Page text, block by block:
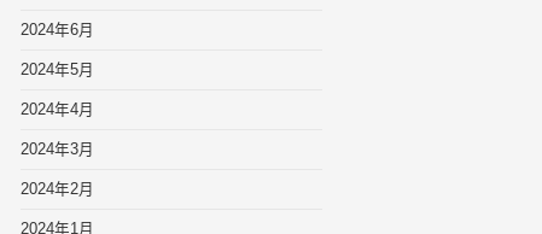
2024年6月
2024年5月
2024年4月
2024年3月
2024年2月
2024年1月